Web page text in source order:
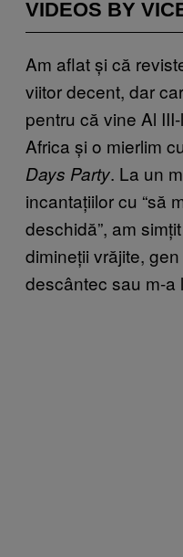
VIDEOS BY
Am aflat și că
viitor decent, dar
pentru că vine Al
Africa și o mierlim
Days Party. La un
incantațiilor cu “să
deschidă”, am
dimineții vrăjite,
descântec sau m-a